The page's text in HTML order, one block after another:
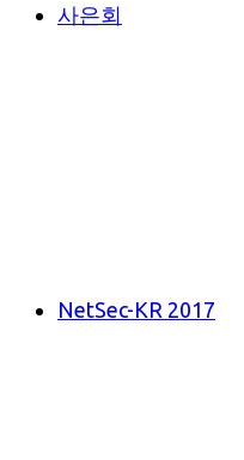
사은회
NetSec-KR 2017